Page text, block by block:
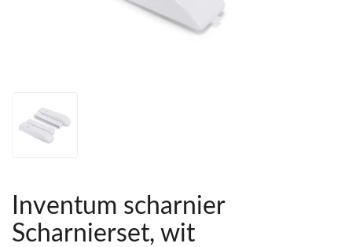
Inventum scharnier
Scharnierset, wit